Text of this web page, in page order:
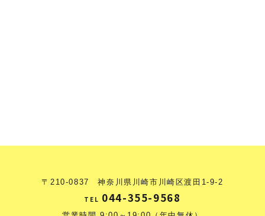
〒210-0837 神奈川県川崎市川崎区渡田1-9-2
TEL 044-355-9568